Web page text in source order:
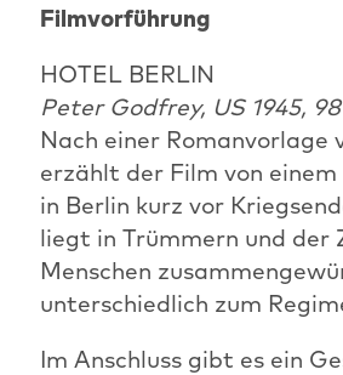
Filmvorführung
HOTEL BERLIN
Peter Godfrey, US 1945,
Nach einer Romanvorlage
erzählt der Film von
in Berlin kurz vor
liegt in Trümmern und der
Menschen
unterschiedlich zum
Im Anschluss gibt es ein